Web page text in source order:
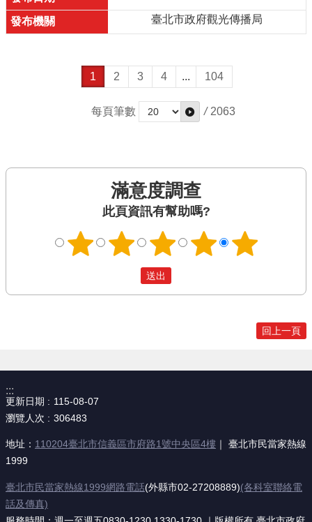
臺北市政府觀光傳播局
1 2 3 4 ... 104
每頁筆數 / 2063
滿意度調查
此頁資訊有幫助嗎?
回上一頁
:::
更新日期
115-08-07
瀏覽人次
306483
地址： 110204臺北市信義區市府路1號中央區4樓 ｜ 臺北市民當家熱線
1999
臺北市民當家熱線1999網路電話(外縣市02-27208889)(各科室聯絡電
話及傳真)